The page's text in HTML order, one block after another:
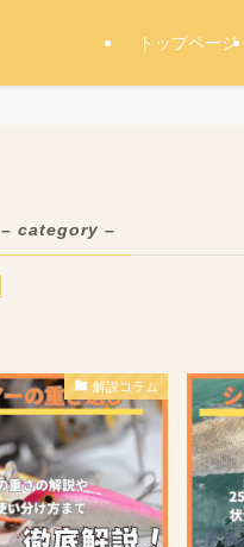
トップページ
– category –
解説コラム